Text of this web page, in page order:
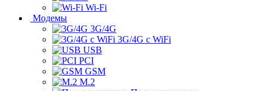
Wi-Fi
Модемы
3G/4G
3G/4G с WiFi
USB
PCI
GSM
M.2